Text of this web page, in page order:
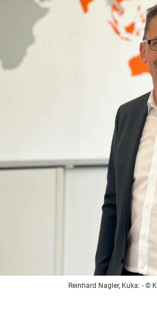
Reinhard Nagler, Kuka: - ©